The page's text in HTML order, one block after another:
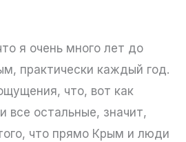
я очень много лет до
практически каждый год.
что, вот как
все остальные, значит,
что прямо Крым и люди